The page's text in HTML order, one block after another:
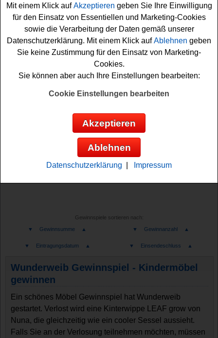
Anzeige:
Gewinnspiele sortieren nach:
▼
Gewinnsumme ▲ ▼ Gewinnanzahl ▲
▼ Eintragungsdatum ▲ ▼ Einsendeschluss ▲
Wunderweib Gewinnspiel - Kindermöbel
gewinnen
Ein schönes Möbel Gewinnspiel hat Wunderweib
gestartet. Verlost wird eine Kinterwippe LEAF grow von
Nuna, die gleichzeitig wie ein cooler Sessel aussieht.
Falls Sie an der Verlosung teilnehmen möchten, müssen
Mit einem Klick aufAkzeptieren geben Sie Ihre Einwilligung
für den Einsatz von Essentiellen und Marketing-Cookies
sowie die Verarbeitung der Daten gemäß unserer
Datenschutzerklärung. Mit einem Klick aufAblehnen geben
Sie keine Zustimmung für den Einsatz von Marketing-
Cookies.
Sie können aber auch Ihre Einstellungen bearbeiten:
Cookie Einstellungen bearbeiten
Akzeptieren
Ablehnen
Datenschutzerklärung Impressum